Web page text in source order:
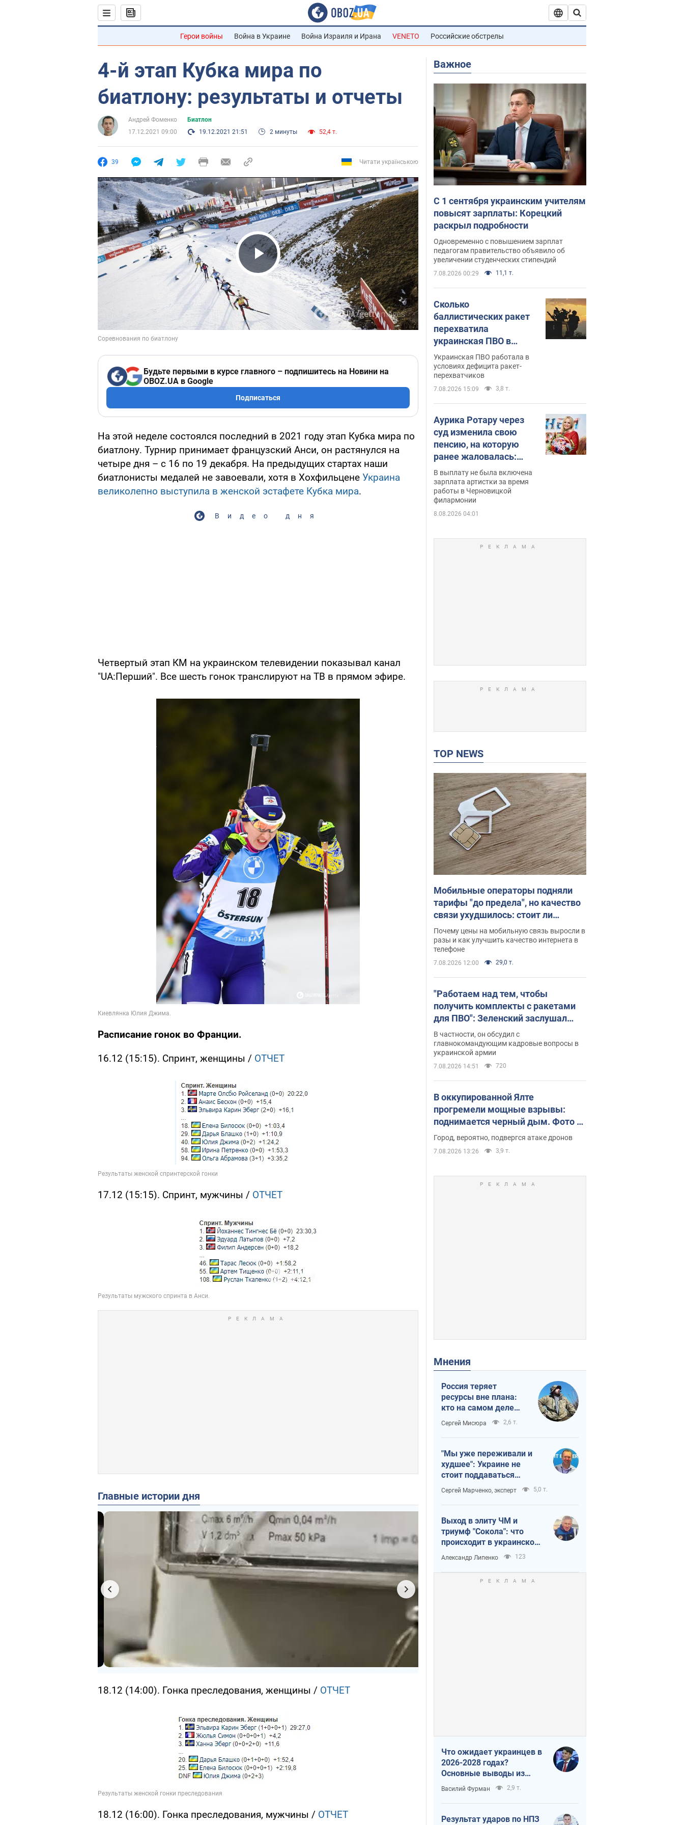
Герои войны Война в Украине Война Израиля и Ирана VENETO Российские обстрелы
4-й этап Кубка мира по
биатлону: результаты и отчеты
Андрей Фоменко
Биатлон
17.12.2021 09:00
19.12.2021 21:51 2 минуты 52,4 т.
39 Читати українською
Play Video
Будьте первыми в курсе главного – подпишитесь на Новини на
OBOZ.UA в Google
Подписаться
На этой неделе состоялся последний в 2021 году этап Кубка мира по
биатлону. Турнир принимает французский Анси, он растянулся на
четыре дня – с 16 по 19 декабря. На предыдущих стартах наши
биатлонисты медалей не завоевали, хотя в Хохфильцене Украина
великолепно выступила в женской эстафете Кубка мира.
Видео дня
Четвертый этап КМ на украинском телевидении показывал канал
"UA:Перший". Все шесть гонок транслируют на ТВ в прямом эфире.
Расписание гонок во Франции.
16.12 (15:15). Спринт, женщины / ОТЧЕТ
17.12 (15:15). Спринт, мужчины / ОТЧЕТ
Главные истории дня
18.12 (14:00). Гонка преследования, женщины / ОТЧЕТ
18.12 (16:00). Гонка преследования, мужчины / ОТЧЕТ
Важное
С 1 сентября украинским учителям
повысят зарплаты: Корецкий
раскрыл подробности
Одновременно с повышением зарплат
педагогам правительство объявило об
увеличении студенческих стипендий
7.08.2026 00:29 11,1 т.
Сколько
баллистических ракет
перехватила
украинская ПВО в
июле: в Минобороны
назвали цифру
Украинская ПВО работала в
условиях дефицита ракет-
перехватчиков
7.08.2026 15:09 3,8 т.
Аурика Ротару через
суд изменила свою
пенсию, на которую
ранее жаловалась:
сколько получала
певица
В выплату не была включена
зарплата артистки за время
работы в Черновицкой
филармонии
8.08.2026 04:01
TOP NEWS
Мобильные операторы подняли
тарифы "до предела", но качество
связи ухудшилось: стоит ли
жаловаться на цены
Почему цены на мобильную связь выросли в
разы и как улучшить качество интернета в
телефоне
7.08.2026 12:00 29,0 т.
"Работаем над тем, чтобы
получить комплекты с ракетами
для ПВО": Зеленский заслушал
доклад Драпатого и объявил о
новых мерах
В частности, он обсудил с
главнокомандующим кадровые вопросы в
украинской армии
7.08.2026 14:51 720
В оккупированной Ялте
прогремели мощные взрывы:
поднимается черный дым. Фото и
видео
Город, вероятно, подвергся атаке дронов
7.08.2026 13:26 3,9 т.
Мнения
Россия теряет
ресурсы вне плана:
кто на самом деле
диктует темп войны
Сергей Мисюра 2,6 т.
"Мы уже переживали и
худшее": Украине не
стоит поддаваться
отчаянию из-за
ракетного террора
Сергей Марченко, эксперт 5,0 т.
Выход в элиту ЧМ и
триумф "Сокола": что
происходит в украинском
хоккее
Александр Липенко 123
Что ожидает украинцев в
2026-2028 годах?
Основные выводы из
новых прогнозов от НБУ
Василий Фурман 2,9 т.
Результат ударов по НПЗ